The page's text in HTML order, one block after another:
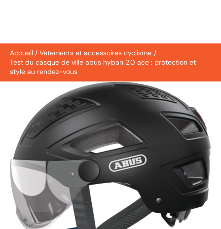
Accueil
Vêtements et accessoires cyclisme
Test du casque de ville abus hyban 2.0 ace : protection et
style au rendez-vous